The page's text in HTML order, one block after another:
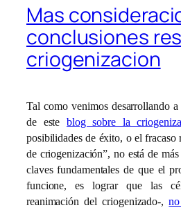
Mas
conclusiones
criogenizacion
Tal como venimos desarrollando
de esteblog sobre la
posibilidades de éxito, o el fracaso
de criogenización”, no está de
claves fundamentales de que el
funcione, es lograr que las
reanimación del criogenizado-,